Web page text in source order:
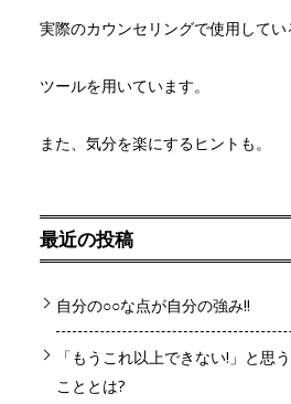
実際のカウンセリングで使用してい
ツールを用いています。
また、気分を楽にするヒントも。
最近の投稿
自分の○○な点が自分の強み!!
「もうこれ以上できない!」と思
こととは?